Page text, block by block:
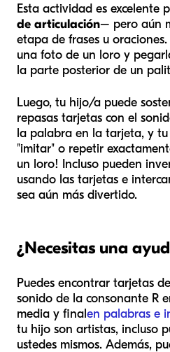
Esta actividad es excelente
de articulación– pero aún
etapa de frases u
una foto de un loro y
la parte posterior de un
Luego, tu hijo/a puede
repasas tarjetas con el
la palabra en la tarjeta, y
"imitar" o repetir
un loro! Incluso pueden
usando las tarjetas e
sea aún más divertido.
¿Necesitas una
Puedes encontrar tarjetas
sonido de la consonante R
media y finalen palabras e
tu hijo son artistas, incluso
ustedes mismos. Además,